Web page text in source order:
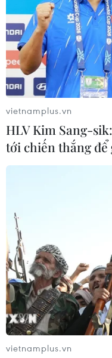
Giá sầu riêng
nông dân Tiền
22/01/2024 02:24
Thương lái đang thu
130.000-135.000
năm trước, giúp cho
2,6 tỷ đồng trở lên trên
vietnamplus.vn
HLV Kim Sang-
tới chiến thắng để
vietnamplus.vn